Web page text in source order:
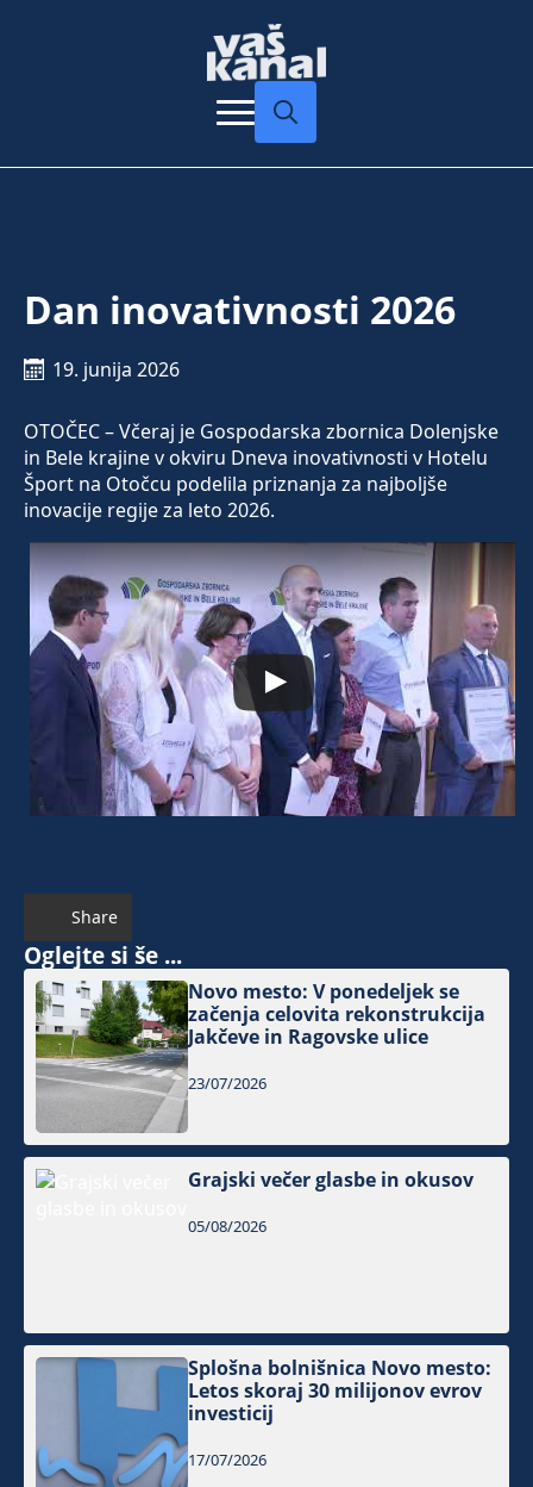
Dan inovativnosti 2026
19. junija 2026
OTOČEC – Včeraj je Gospodarska zbornica Dolenjske
in Bele krajine v okviru Dneva inovativnosti v Hotelu
Šport na Otočcu podelila priznanja za najboljše
inovacije regije za leto 2026.
Share
Oglejte si še ...
Novo mesto: V ponedeljek se
začenja celovita rekonstrukcija
Jakčeve in Ragovske ulice
23/07/2026
Grajski večer glasbe in okusov
05/08/2026
Splošna bolnišnica Novo mesto:
Letos skoraj 30 milijonov evrov
investicij
17/07/2026